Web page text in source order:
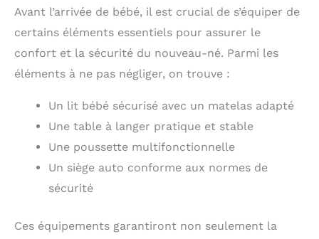
Avant l’arrivée de bébé, il est crucial de s’équiper de
certains éléments essentiels pour assurer le
confort et la sécurité du nouveau-né. Parmi les
éléments à ne pas négliger, on trouve :
Un lit bébé sécurisé avec un matelas adapté
Une table à langer pratique et stable
Une poussette multifonctionnelle
Un siège auto conforme aux normes de
sécurité
Ces équipements garantiront non seulement la